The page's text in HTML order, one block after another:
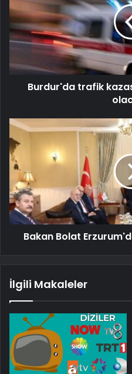
Burdur'da trafik
Bakan Bolat
İlgili Makaleler